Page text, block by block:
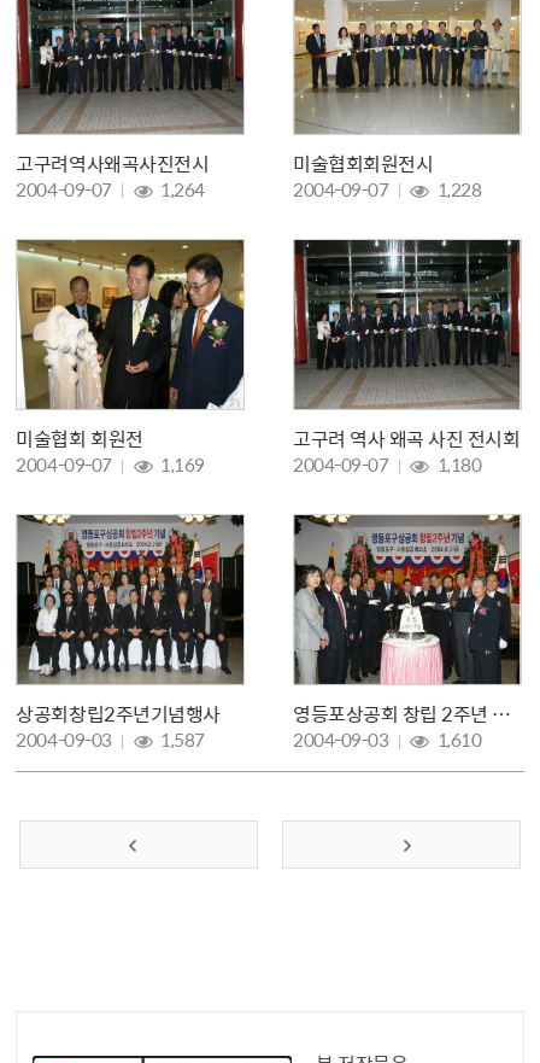
고구려역사왜곡사진전시
2004-09-07 1,264
미술협회회원전시
2004-09-07 1,228
미술협회 회원전
2004-09-07 1,169
고구려 역사 왜곡 사진 전시회
2004-09-07 1,180
상공회창립2주년기념행사
2004-09-03 1,587
영등포상공회 창립 2주년 기념식
2004-09-03 1,610
이전 페이지 다음 페이지